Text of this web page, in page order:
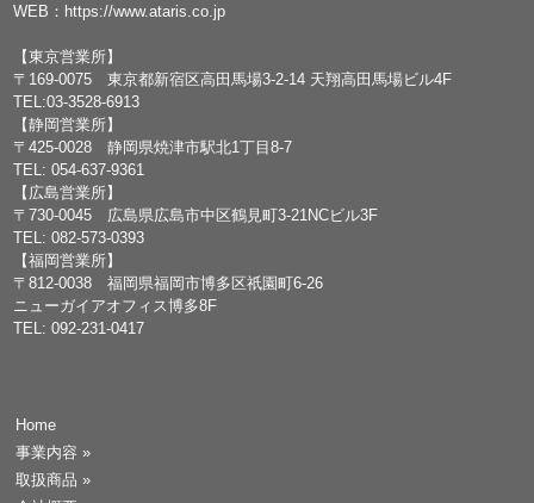
WEB： https://www.ataris.co.jp
【東京営業所】
〒169-0075 東京都新宿区高田馬場3-2-14 天翔高田馬場ビル4F
TEL:03-3528-6913
【静岡営業所】
〒425-0028 静岡県焼津市駅北1丁目8-7
TEL: 054-637-9361
【広島営業所】
〒730-0045 広島県広島市中区鶴見町3-21NCビル3F
TEL: 082-573-0393
【福岡営業所】
〒812-0038 福岡県福岡市博多区祇園町6-26
ニューガイアオフィス博多8F
TEL: 092-231-0417
Home
事業内容 »
取扱商品 »